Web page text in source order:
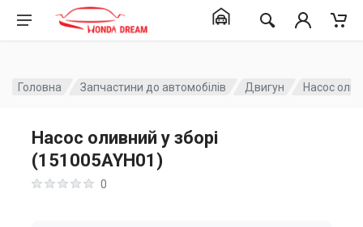
Головна Запчастини до автомобілів Двигун Насос
Насос оливний у зборі
(151005AYH01)
0